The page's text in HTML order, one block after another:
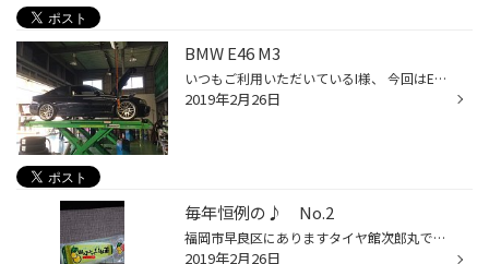
BMW E46 M3
いつもご利用いただいているI様、 今回はE46 M3のオイル交換でご利用いただきました(^-^) オイルはいつものニューテックです♪ いつもご利用ありがとうございます(^-^)
2019年2月26日
毎年恒例の♪ No.2
福岡市早良区にありますタイヤ館次郎丸です☆★☆ 昨日の続きです。 お土産を買いにぶらぶら。 ちょっと前からゆず系にはまってる私。 こんなものを買っちゃいましたー
2019年2月26日